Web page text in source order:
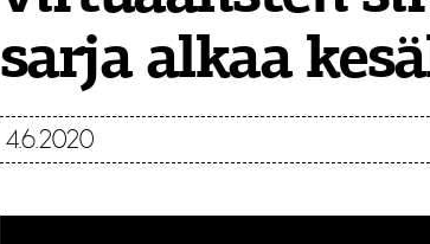
sarja alkaa
4.6.2020